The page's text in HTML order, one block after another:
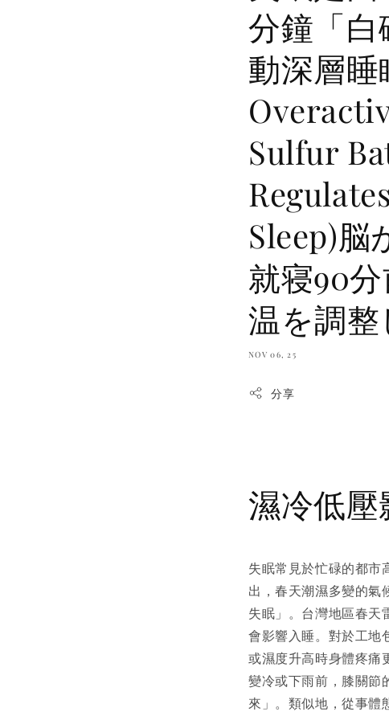
分鐘「
動深層
Sulfur
Sleep)脳
就寝90
温を調
NOV 06, 25
分享
濕冷低
失眠常見於忙碌的都市
出，春天潮濕多變的氣
失眠」。台灣地區春天
會影響入睡。對於工地
或濕度升高時身體疼痛
變冷或下雨前，膝關
來」。類似地，從事體